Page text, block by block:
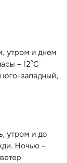
утром и днем
– 12°С
юго-западный,
утром и до
Ночью –